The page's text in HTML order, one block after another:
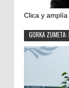
Clica y
GORKA